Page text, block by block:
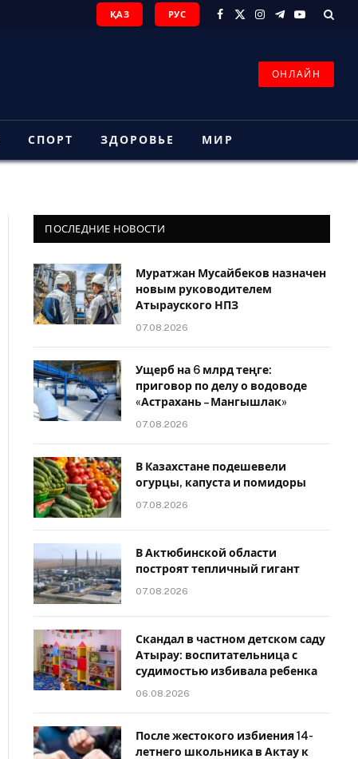
ҚАЗ РУС
Facebook
X
Instagram
Telegram
YouTube
ОНЛАЙН
СПОРТ ЗДОРОВЬЕ МИР
ПОСЛЕДНИЕ НОВОСТИ
Муратжан Мусайбеков назначен
новым руководителем
Атырауского НПЗ
07.08.2026
Ущерб на 6 млрд теңге:
приговор по делу о водоводе
«Астрахань – Мангышлак»
07.08.2026
В Казахстане подешевели
огурцы, капуста и помидоры
07.08.2026
В Актюбинской области
построят тепличный гигант
07.08.2026
Скандал в частном детском саду
Атырау: воспитательница с
судимостью избивала ребенка
06.08.2026
После жестокого избиения 14-
летнего школьника в Актау к